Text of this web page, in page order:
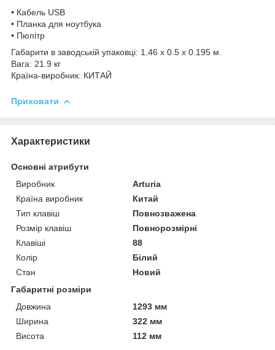
• Кабель USB
• Планка для ноутбука
• Пюпітр
Габарити в заводській упаковці: 1.46 x 0.5 x 0.195 м.
Вага: 21.9 кг
Країна-виробник: КИТАЙ
Приховати
Характеристики
Основні атрибути
Виробник
Arturia
Країна виробник
Китай
Тип клавіш
Повнозважена
Розмір клавіш
Повнорозмірні
Клавіші
88
Колір
Білий
Стан
Новий
Габаритні розміри
Довжина
1293 мм
Ширина
322 мм
Висота
112 мм